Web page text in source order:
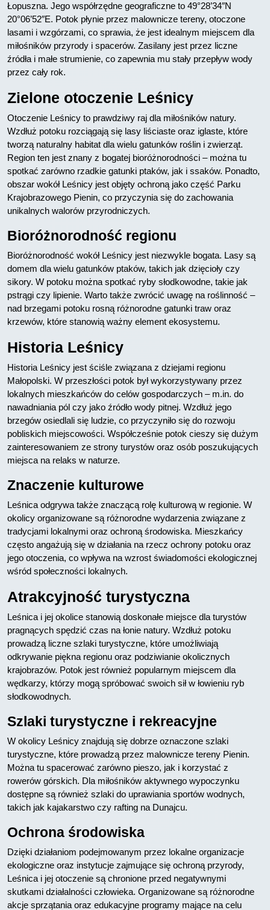
Łopuszna. Jego współrzędne geograficzne to 49°28’34″N
20°06’52″E. Potok płynie przez malownicze tereny, otoczone
lasami i wzgórzami, co sprawia, że jest idealnym miejscem dla
miłośników przyrody i spacerów. Zasilany jest przez liczne
źródła i małe strumienie, co zapewnia mu stały przepływ wody
przez cały rok.
Zielone otoczenie Leśnicy
Otoczenie Leśnicy to prawdziwy raj dla miłośników natury.
Wzdłuż potoku rozciągają się lasy liściaste oraz iglaste, które
tworzą naturalny habitat dla wielu gatunków roślin i zwierząt.
Region ten jest znany z bogatej bioróżnorodności – można tu
spotkać zarówno rzadkie gatunki ptaków, jak i ssaków. Ponadto,
obszar wokół Leśnicy jest objęty ochroną jako część Parku
Krajobrazowego Pienin, co przyczynia się do zachowania
unikalnych walorów przyrodniczych.
Bioróżnorodność regionu
Bioróżnorodność wokół Leśnicy jest niezwykle bogata. Lasy są
domem dla wielu gatunków ptaków, takich jak dzięcioły czy
sikory. W potoku można spotkać ryby słodkowodne, takie jak
pstrągi czy lipienie. Warto także zwrócić uwagę na roślinność –
nad brzegami potoku rosną różnorodne gatunki traw oraz
krzewów, które stanowią ważny element ekosystemu.
Historia Leśnicy
Historia Leśnicy jest ściśle związana z dziejami regionu
Małopolski. W przeszłości potok był wykorzystywany przez
lokalnych mieszkańców do celów gospodarczych – m.in. do
nawadniania pól czy jako źródło wody pitnej. Wzdłuż jego
brzegów osiedlali się ludzie, co przyczyniło się do rozwoju
pobliskich miejscowości. Współcześnie potok cieszy się dużym
zainteresowaniem ze strony turystów oraz osób poszukujących
miejsca na relaks w naturze.
Znaczenie kulturowe
Leśnica odgrywa także znaczącą rolę kulturową w regionie. W
okolicy organizowane są różnorodne wydarzenia związane z
tradycjami lokalnymi oraz ochroną środowiska. Mieszkańcy
często angażują się w działania na rzecz ochrony potoku oraz
jego otoczenia, co wpływa na wzrost świadomości ekologicznej
wśród społeczności lokalnych.
Atrakcyjność turystyczna
Leśnica i jej okolice stanowią doskonałe miejsce dla turystów
pragnących spędzić czas na łonie natury. Wzdłuż potoku
prowadzą liczne szlaki turystyczne, które umożliwiają
odkrywanie piękna regionu oraz podziwianie okolicznych
krajobrazów. Potok jest również popularnym miejscem dla
wędkarzy, którzy mogą spróbować swoich sił w łowieniu ryb
słodkowodnych.
Szlaki turystyczne i rekreacyjne
W okolicy Leśnicy znajdują się dobrze oznaczone szlaki
turystyczne, które prowadzą przez malownicze tereny Pienin.
Można tu spacerować zarówno pieszo, jak i korzystać z
rowerów górskich. Dla miłośników aktywnego wypoczynku
dostępne są również szlaki do uprawiania sportów wodnych,
takich jak kajakarstwo czy rafting na Dunajcu.
Ochrona środowiska
Dzięki działaniom podejmowanym przez lokalne organizacje
ekologiczne oraz instytucje zajmujące się ochroną przyrody,
Leśnica i jej otoczenie są chronione przed negatywnymi
skutkami działalności człowieka. Organizowane są różnorodne
akcje sprzątania oraz edukacyjne programy mające na celu